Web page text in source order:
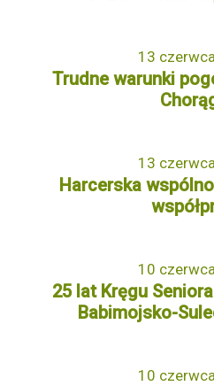
13
Trudne warunki
13
Harcerska
10
25 lat Kręgu
Babimojsko-
10